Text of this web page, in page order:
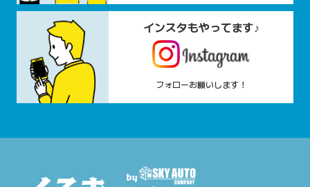
インスタもやってます♪
フォローお願いします！